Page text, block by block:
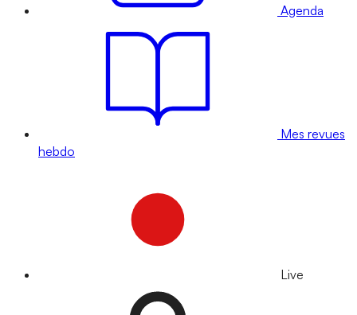
Agenda
Mes revues
hebdo
Live